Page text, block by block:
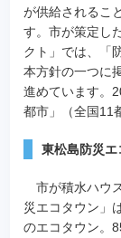
が供給されるこ
す。市が策定し
クト」では、「
本方針の一つに
進めています。
都市」（全国11
東松島防災エ
市が積水ハウ
災エコタウン」
のエコタウン。